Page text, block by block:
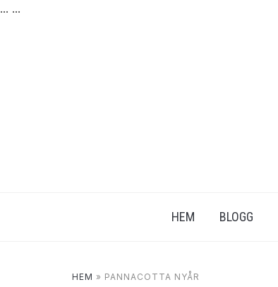
... ...
HEM BLOGG
HEM » PANNACOTTA NYÅR